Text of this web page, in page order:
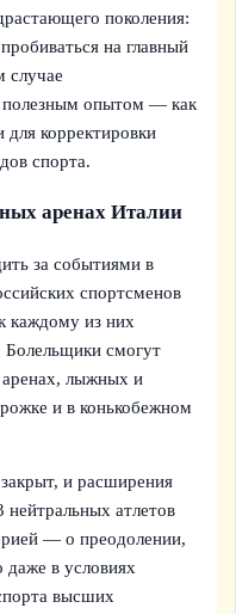
поколения:
на главный
случае
полезным опытом — как
для корректировки
спорта.
аренах Италии
за событиями в
спортсменов
каждому из них
Болельщики смогут
аренах, лыжных и
и в конькобежном
и расширения
атлетов
— о преодолении,
даже в условиях
высших